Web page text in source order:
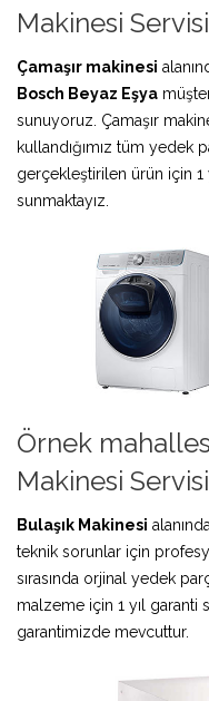
Makinesi Servisi
Çamaşır makinesi
Bosch Beyaz Eşya
sunuyoruz. Çamaşır
kullandığımız tüm yedek
gerçekleştirilen ürün için 1
sunmaktayız.
Örnek
Makinesi Servisi
Bulaşık Makinesi alanında
teknik sorunlar için
sırasında orjinal yedek
malzeme için 1 yıl garanti
garantimizde mevcuttur.